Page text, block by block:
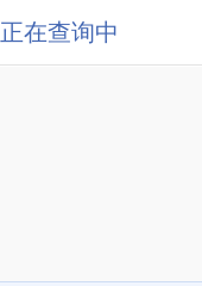
正在查询中